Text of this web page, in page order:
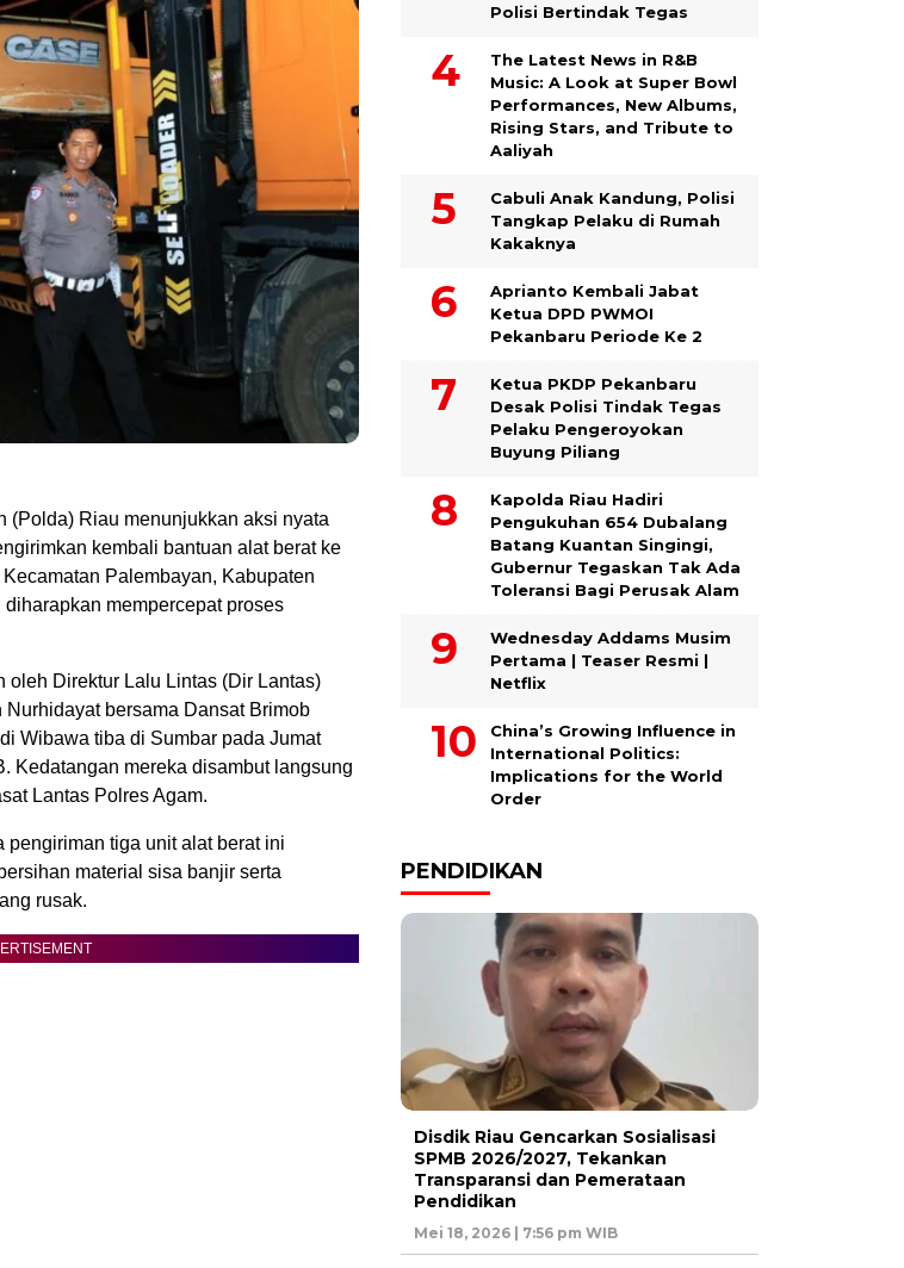
(Polda) Riau menunjukkan aksi nyata
kembali bantuan alat berat ke
Palembayan, Kabupaten
mempercepat proses
oleh Direktur Lalu Lintas (Dir Lantas)
bersama Dansat Brimob
Wibawa tiba di Sumbar pada Jumat
Kedatangan mereka disambut langsung
Lantas Polres Agam.
pengiriman tiga unit alat berat ini
material sisa banjir serta
rusak.
Polisi Bertindak Tegas
The Latest News in R&B
Music: A Look at Super Bowl
Performances, New Albums,
Rising Stars, and Tribute to
Aaliyah
Cabuli Anak Kandung, Polisi
Tangkap Pelaku di Rumah
Kakaknya
Aprianto Kembali Jabat
Ketua DPD PWMOI
Pekanbaru Periode Ke 2
Ketua PKDP Pekanbaru
Desak Polisi Tindak Tegas
Pelaku Pengeroyokan
Buyung Piliang
Kapolda Riau Hadiri
Pengukuhan 654 Dubalang
Batang Kuantan Singingi,
Gubernur Tegaskan Tak Ada
Toleransi Bagi Perusak Alam
Wednesday Addams Musim
Pertama | Teaser Resmi |
Netflix
China’s Growing Influence in
International Politics:
Implications for the World
Order
PENDIDIKAN
Disdik Riau Gencarkan Sosialisasi
SPMB 2026/2027, Tekankan
Transparansi dan Pemerataan
Pendidikan
Mei 18, 2026 | 7:56 pm WIB